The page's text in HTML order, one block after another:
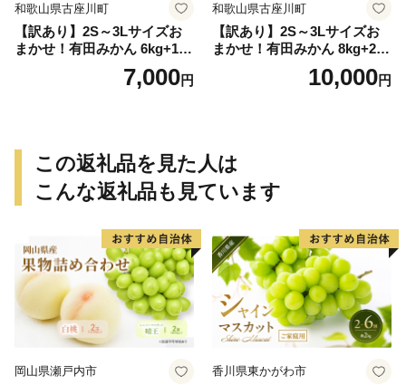
和歌山県古座川町
【訳あり】2S～3Lサイズお
まかせ！有田みかん 6kg+1kg
保証分 11月から12月下旬ま
でに順次発送致します。 / 訳
7,000円
和歌山県古座川町
【訳あり】2S～3Lサイズお
まかせ！有田みかん 8kg+2kg
保証分 11月から12月下旬ま
でに順次発送致します。 / 訳
10,000円
この返礼品を見た人は
こんな返礼品も見ています
岡山県瀬戸内市 香川県東かがわ市